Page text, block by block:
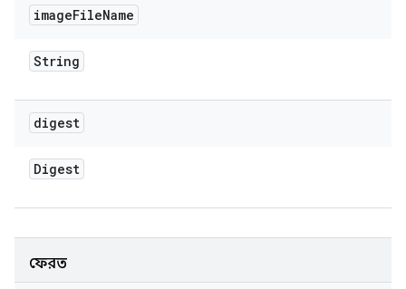
imageFileName
String
digest
Digest
ফেরত